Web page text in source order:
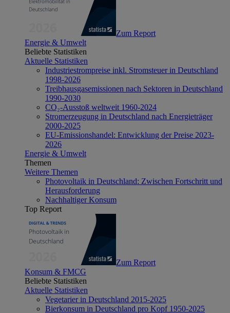
Zum Report
Energie & Umwelt
Beliebte Statistiken
Aktuelle Statistiken
Industriestrompreise inkl. Stromsteuer in Deutschland
1998-2026
Treibhausgasemissionen nach Sektoren in Deutschland
1990-2030
CO₂-Ausstoß weltweit 1960-2024
Stromerzeugung in Deutschland nach Energieträger
2000-2025
EU-Emissionshandel: Entwicklung der Preise 2023-
2026
Energie & Umwelt
Themen
Weitere Themen
Photovoltaik in Deutschland: Zwischen Fortschritt und
Herausforderung
Nachhaltiger Konsum
Top Report
Zum Report
Konsum & FMCG
Beliebte Statistiken
Aktuelle Statistiken
Vegetarier in Deutschland 2015-2025
Bierkonsum in Deutschland pro Kopf 1950-2025